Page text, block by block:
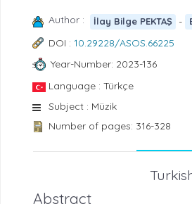
Author : İlay Bilge PEKTAŞ -
DOI : 10.29228/ASOS.66225
Year-Number: 2023-136
Language : Türkçe
Subject : Müzik
Number of pages: 316-328
Abstract